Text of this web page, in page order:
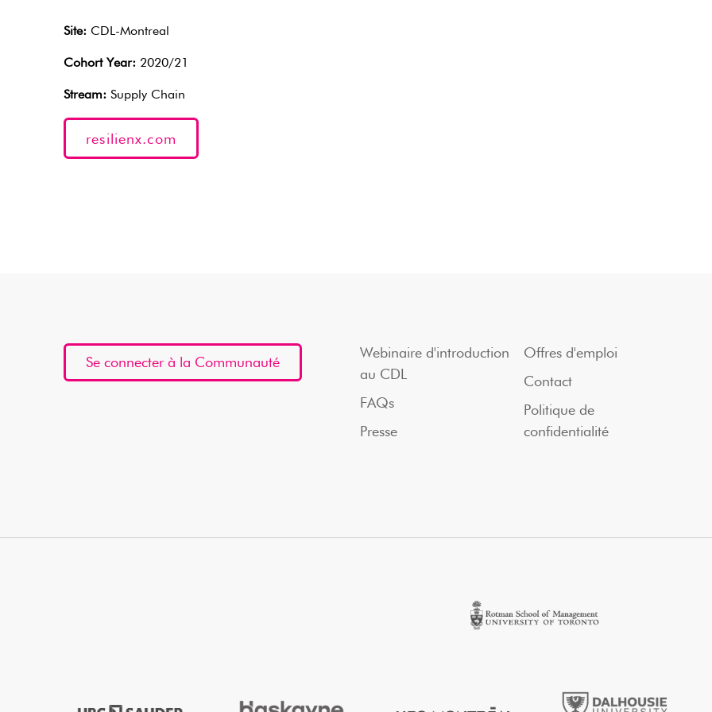
Site: CDL-Montreal
Cohort Year: 2020/21
Stream: Supply Chain
resilienx.com
Se connecter à la Communauté
Webinaire d'introduction
au CDL
FAQs
Presse
Offres d'emploi
Contact
Politique de
confidentialité